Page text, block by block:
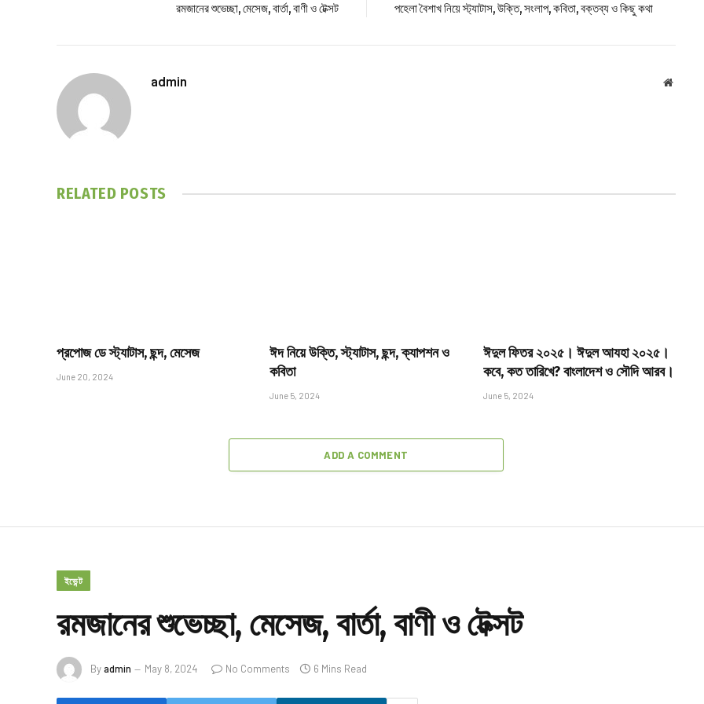
রমজানের শুভেচ্ছা, মেসেজ, বার্তা, বাণী ও টেক্সট পহেলা বৈশাখ নিয়ে স্ট্যাটাস, উক্তি, সংলাপ, কবিতা, বক্তব্য ও কিছু কথা
admin Website
RELATED POSTS
প্রপোজ ডে স্ট্যাটাস, ছন্দ, মেসেজ
June 20, 2024
ঈদ নিয়ে উক্তি, স্ট্যাটাস, ছন্দ, ক্যাপশন ও
কবিতা
June 5, 2024
ঈদুল ফিতর ২০২৫। ঈদুল আযহা ২০২৫।
কবে, কত তারিখে? বাংলাদেশ ও সৌদি আরব।
June 5, 2024
ADD A COMMENT
ইভেন্ট
রমজানের শুভেচ্ছা, মেসেজ, বার্তা, বাণী ও টেক্সট
Byadmin May 8, 2024 No Comments 6 Mins Read